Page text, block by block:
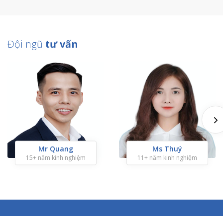
Đội ngũ tư vấn
Mr Quang
15+ năm kinh nghiệm
Ms Thuý
11+ năm kinh nghiệm